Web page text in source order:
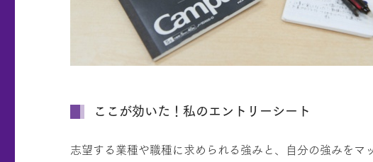
ここが効いた！私のエントリーシート
志望する業種や職種に求められる強みと、自分の強みをマ